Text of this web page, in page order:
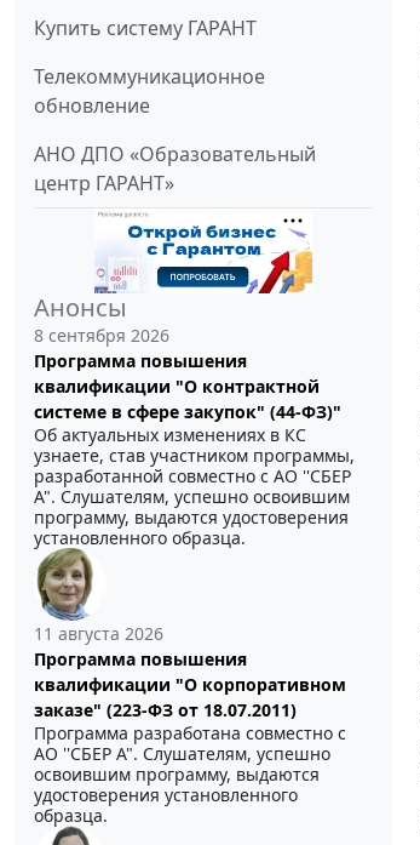
Купить систему ГАРАНТ
Телекоммуникационное
обновление
АНО ДПО «Образовательный
центр ГАРАНТ»
Анонсы
8 сентября 2026
Программа повышения
квалификации "О контрактной
системе в сфере закупок" (44-ФЗ)"
Об актуальных изменениях в КС
узнаете, став участником программы,
разработанной совместно с АО ''СБЕР
А". Слушателям, успешно освоившим
программу, выдаются удостоверения
установленного образца.
11 августа 2026
Программа повышения
квалификации "О корпоративном
заказе" (223-ФЗ от 18.07.2011)
Программа разработана совместно с
АО ''СБЕР А". Слушателям, успешно
освоившим программу, выдаются
удостоверения установленного
образца.